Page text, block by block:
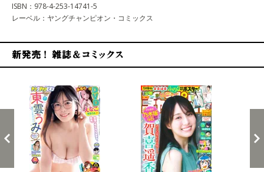
ISBN：978-4-253-14741-5
レーベル：ヤングチャンピオン・コミックス